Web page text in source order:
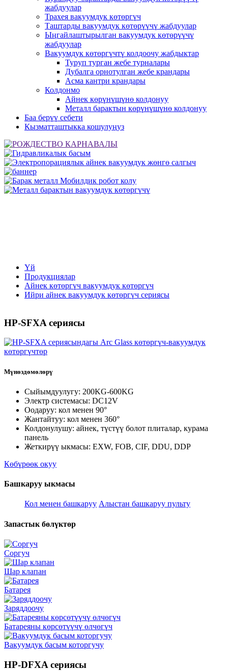
жабдуулар
Трахея вакуумдук көтөргүч
Таштарды вакуумдук көтөрүүчү жабдуулар
Ыңгайлаштырылган вакуумдук көтөрүүчү
жабдуулар
Вакуумдук көтөргүчтү колдоочу жабдыктар
Туруп турган жебе турналары
Дубалга орнотулган жебе крандары
Асма кантри крандары
Колдонмо
Айнек көрүнүшүнө колдонуу
Металл барактын көрүнүшүнө колдонуу
Баа берүү себети
Кызматташтыкка кошулуңуз
Үй
Продукциялар
Айнек көтөргүч вакуумдук көтөргүч
Ийри айнек вакуумдук көтөргүч сериясы
HP-SFXA сериясы
Мүнөздөмөлөрү
Сыйымдуулугу: 200KG-600KG
Электр системасы: DC12V
Оодаруу: кол менен 90°
Жантайтуу: кол менен 360°
Колдонулушу: айнек, түстүү болот плиталар, курама
панель
Жеткирүү ыкмасы: EXW, FOB, CIF, DDU, DDP
Көбүрөөк окуу
Башкаруу ыкмасы
Кол менен башкаруу Алыстан башкаруу пульту
Запастык бөлүктөр
Соргуч
Шар клапан
Батарея
Заряддоочу
Батареяны көрсөтүүчү өлчөгүч
Вакуумдук басым которгучу
HP-DFXA сериясы